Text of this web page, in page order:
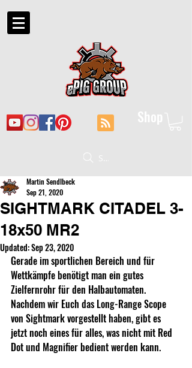
Shop
Suche
SIGHTMARK CITADEL 3-
18x50 MR2
Martin Sendlbeck
Sep 21, 2020
Updated:Sep 23, 2020
Gerade im sportlichen Bereich und für
Wettkämpfe benötigt man ein gutes
Zielfernrohr für den Halbautomaten.
Nachdem wir Euch das Long-Range Scope
von Sightmark vorgestellt haben, gibt es
jetzt noch eines für alles, was nicht mit Red
Dot und Magnifier bedient werden kann.